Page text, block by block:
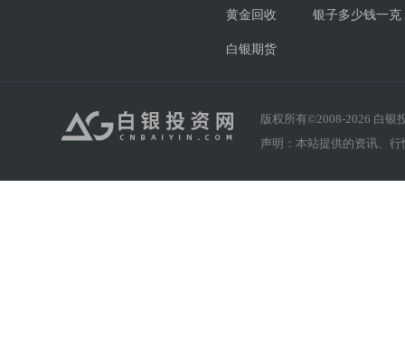
黄金回收 银子多少钱一克
白银期货
版权所有©2008-2026 白银
声明：本站提供的资讯、